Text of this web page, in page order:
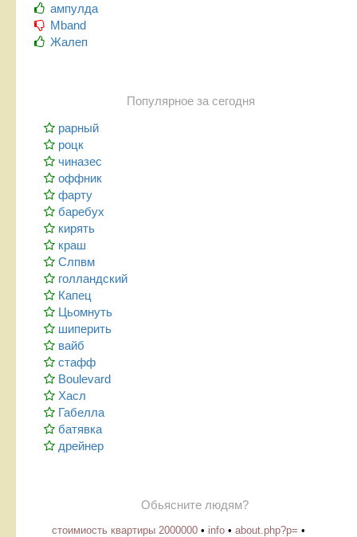
ампулда
Mband
Жалеп
Популярное за сегодня
рарный
роцк
чиназес
оффник
фарту
баребух
кирять
краш
Слпвм
голландский
Капец
Цьомнуть
шиперить
вайб
стафф
Boulevard
Хасл
Габелла
батявка
дрейнер
Обьясните людям?
стоимиость квартиры 2000000 • info • about.php?p= •